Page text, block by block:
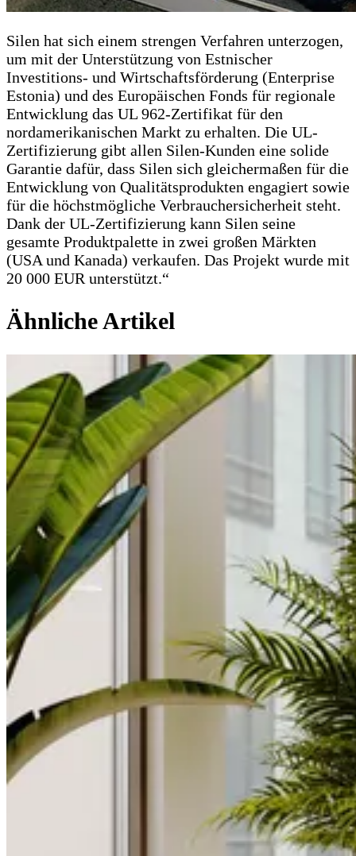
Silen hat sich einem strengen Verfahren unterzogen,
um mit der Unterstützung von Estnischer
Investitions- und Wirtschaftsförderung (Enterprise
Estonia) und des Europäischen Fonds für regionale
Entwicklung das UL 962-Zertifikat für den
nordamerikanischen Markt zu erhalten. Die UL-
Zertifizierung gibt allen Silen-Kunden eine solide
Garantie dafür, dass Silen sich gleichermaßen für die
Entwicklung von Qualitätsprodukten engagiert sowie
für die höchstmögliche Verbrauchersicherheit steht.
Dank der UL-Zertifizierung kann Silen seine
gesamte Produktpalette in zwei großen Märkten
(USA und Kanada) verkaufen. Das Projekt wurde mit
20 000 EUR unterstützt.“
Ähnliche Artikel